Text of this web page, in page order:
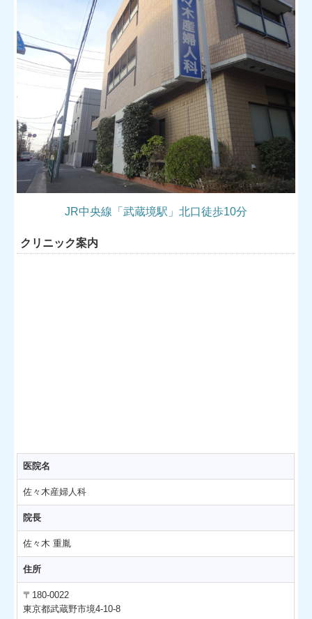
JR中央線「武蔵境駅」北口徒歩10分
クリニック案内
医院名
佐々木産婦人科
院長
佐々木 重胤
住所
〒180-0022
東京都武蔵野市境4-10-8